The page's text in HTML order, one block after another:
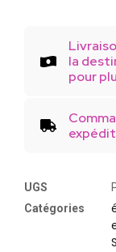
la
pour
UGS
Catégories